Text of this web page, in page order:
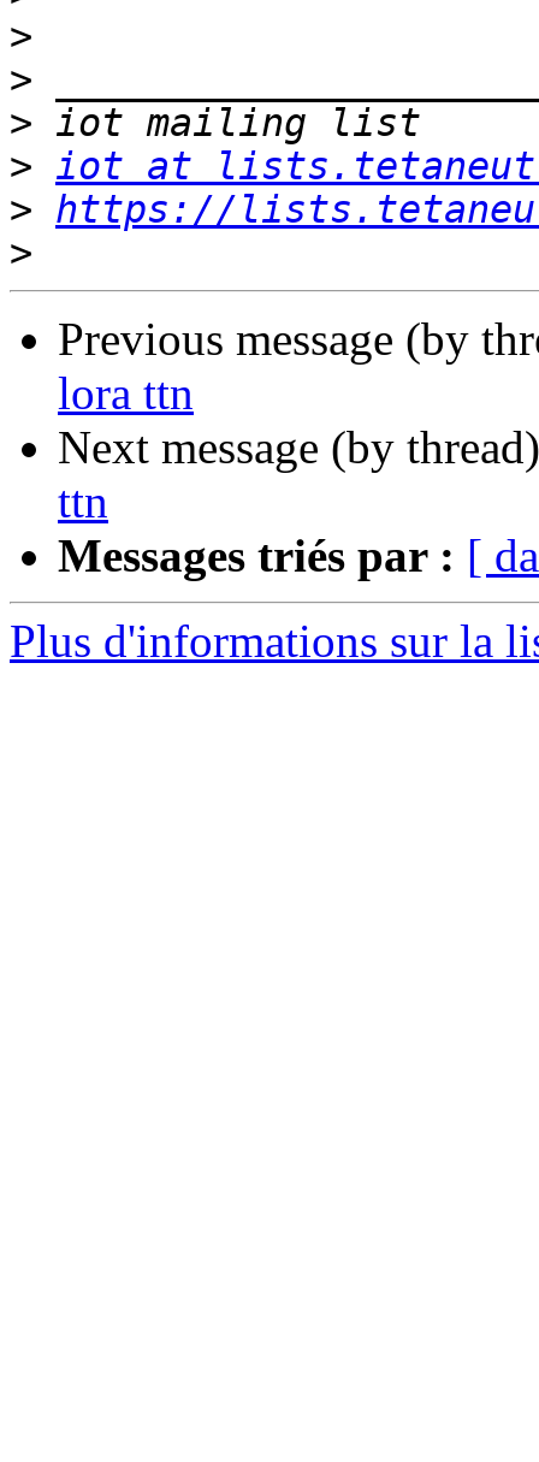
>
>
>
> iot at
> https://
>
Previous message (by
lora ttn
Next message (by
ttn
Messages triés par : [
Plus d'informations sur la